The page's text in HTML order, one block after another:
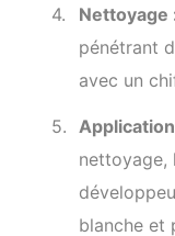
Nettoyage
pénétrant
avec un
nettoyage,
blanche et